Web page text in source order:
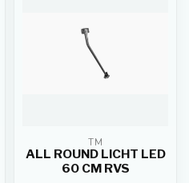
TM
ALL ROUND LICHT LED
60 CM RVS